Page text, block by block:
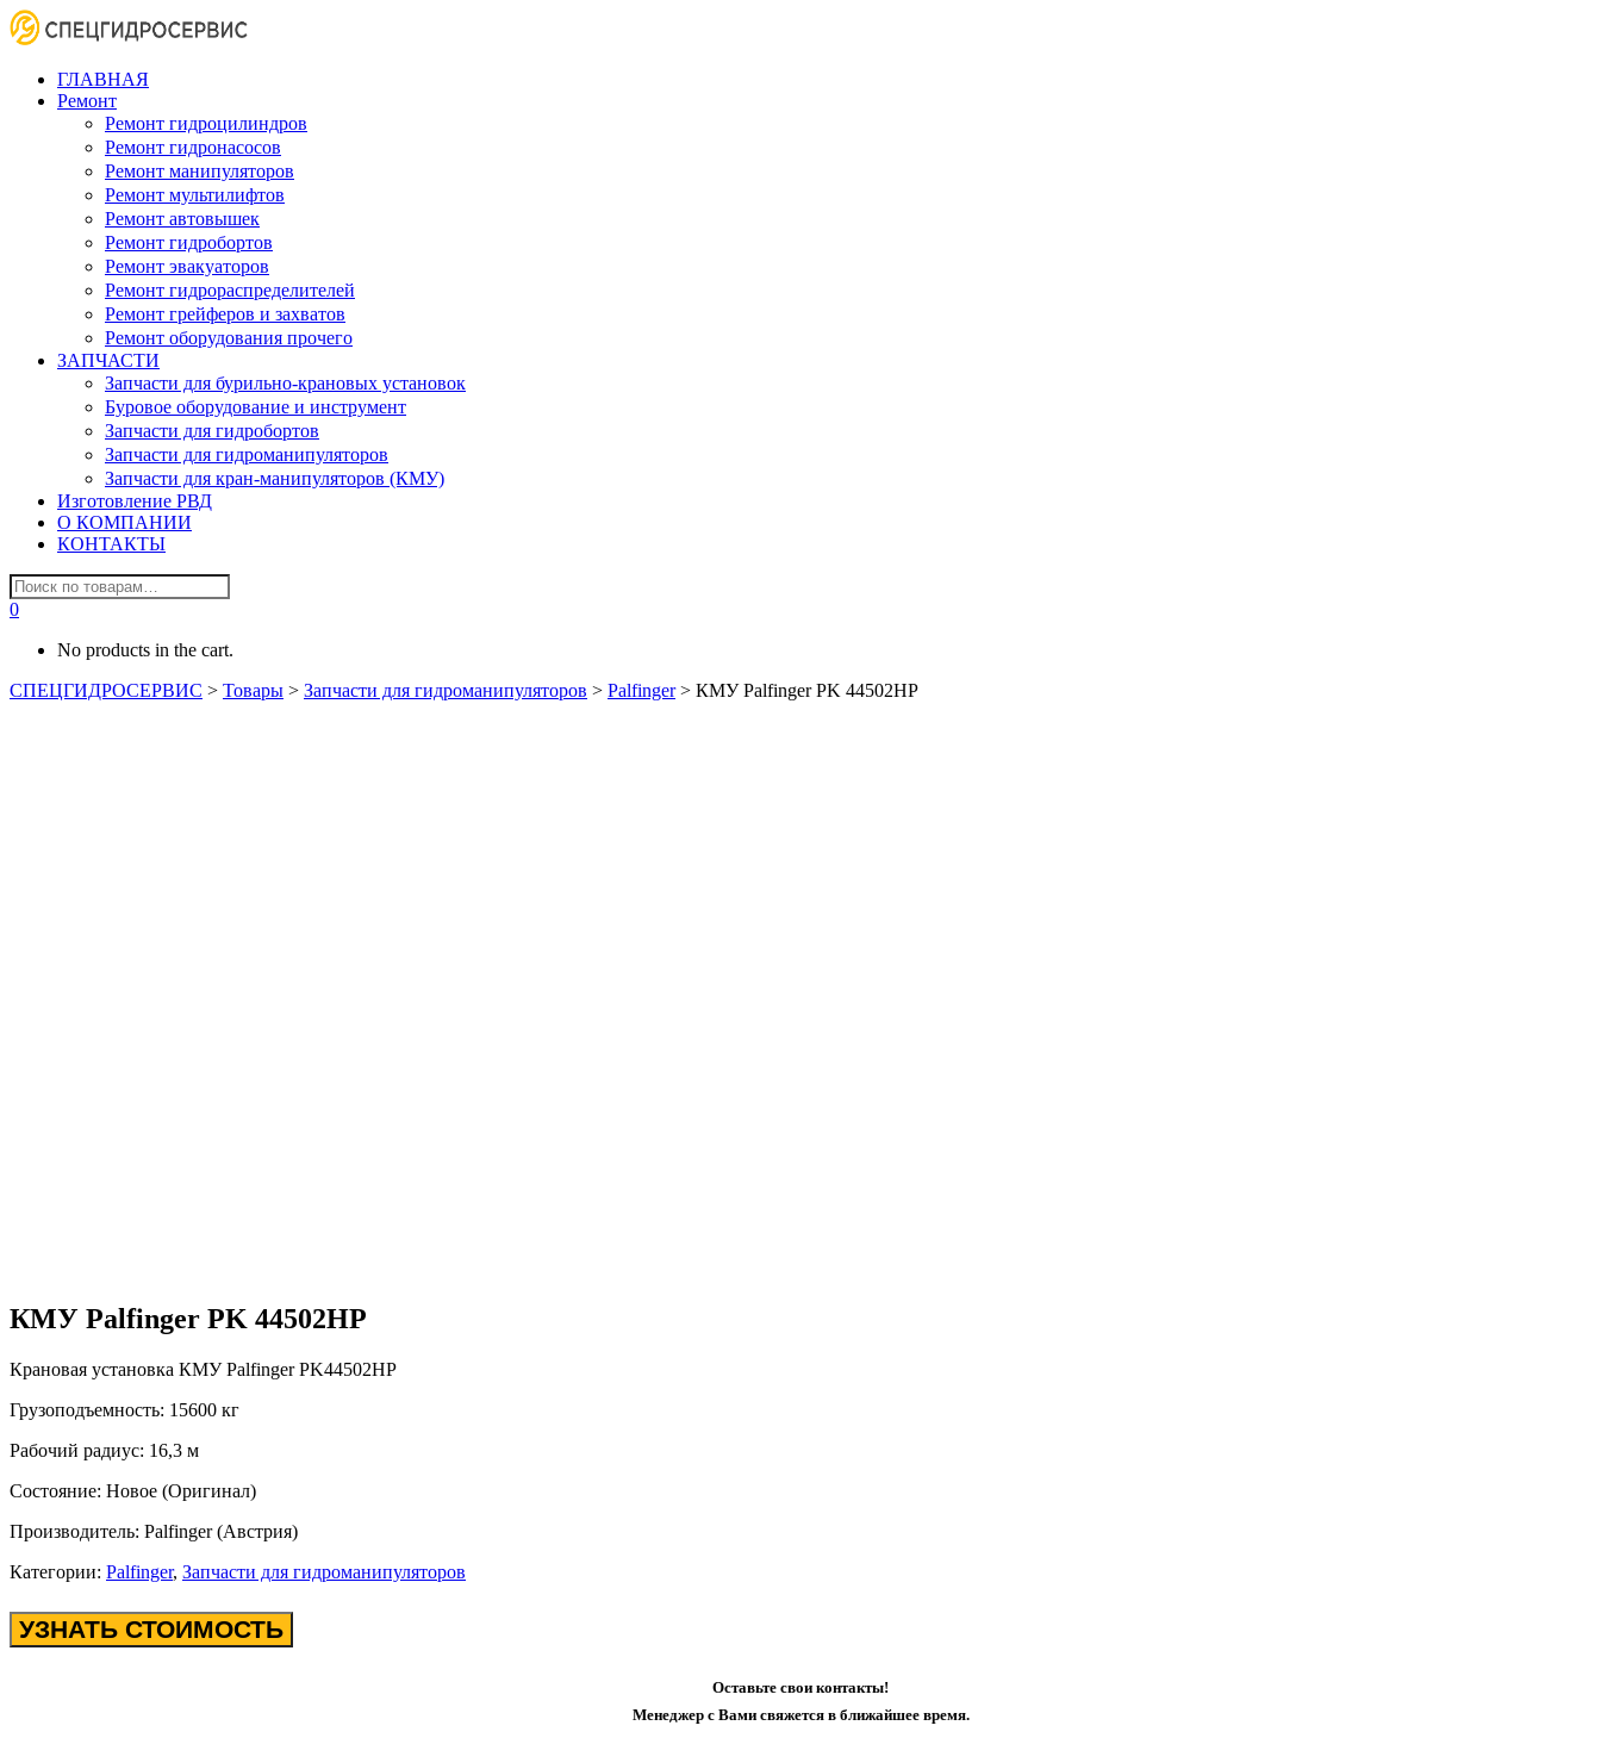
ГЛАВНАЯ
Ремонт
Ремонт гидроцилиндров
Ремонт гидронасосов
Ремонт манипуляторов
Ремонт мультилифтов
Ремонт автовышек
Ремонт гидробортов
Ремонт эвакуаторов
Ремонт гидрораспределителей
Ремонт грейферов и захватов
Ремонт оборудования прочего
ЗАПЧАСТИ
Запчасти для бурильно-крановых установок
Буровое оборудование и инструмент
Запчасти для гидробортов
Запчасти для гидроманипуляторов
Запчасти для кран-манипуляторов (КМУ)
Изготовление РВД
О КОМПАНИИ
КОНТАКТЫ
0
No products in the cart.
СПЕЦГИДРОСЕРВИС > Товары > Запчасти для гидроманипуляторов > Palfinger> КМУ Palfinger PK 44502НР
КМУ Palfinger PK 44502НР
Крановая установка КМУ Palfinger PK44502НР
Грузоподъемность: 15600 кг
Рабочий радиус: 16,3 м
Состояние: Новое (Оригинал)
Производитель: Palfinger (Австрия)
Категории: Palfinger, Запчасти для гидроманипуляторов
УЗНАТЬ СТОИМОСТЬ
Оставьте свои контакты!
Менеджер с Вами свяжется в ближайшее время.